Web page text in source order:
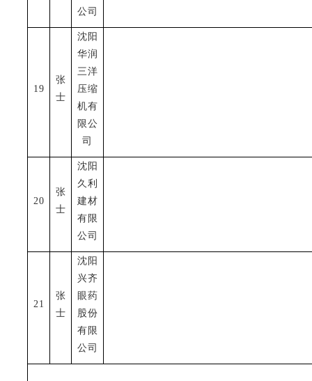
公司
19
张
士
沈阳
华润
三洋
压缩
机有
限公
司
20
张
士
沈阳
久利
建材
有限
公司
21
张
士
沈阳
兴齐
眼药
股份
有限
公司